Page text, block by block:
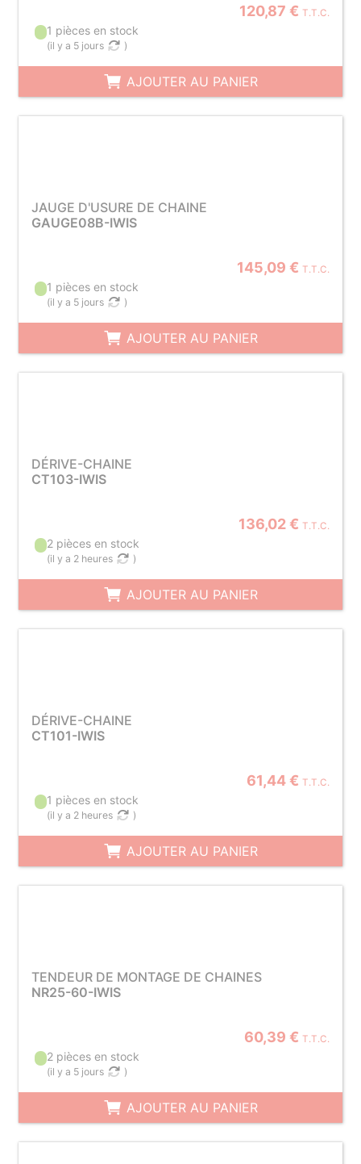
120,87 € T.T.C.
1 pièces en stock
(il y a 5 jours )
AJOUTER AU PANIER
JAUGE D'USURE DE CHAINE
GAUGE08B-IWIS
145,09 € T.T.C.
1 pièces en stock
(il y a 5 jours )
AJOUTER AU PANIER
DÉRIVE-CHAINE
CT103-IWIS
136,02 € T.T.C.
2 pièces en stock
(il y a 2 heures )
AJOUTER AU PANIER
DÉRIVE-CHAINE
CT101-IWIS
61,44 € T.T.C.
1 pièces en stock
(il y a 2 heures )
AJOUTER AU PANIER
TENDEUR DE MONTAGE DE CHAINES
NR25-60-IWIS
60,39 € T.T.C.
2 pièces en stock
(il y a 5 jours )
AJOUTER AU PANIER